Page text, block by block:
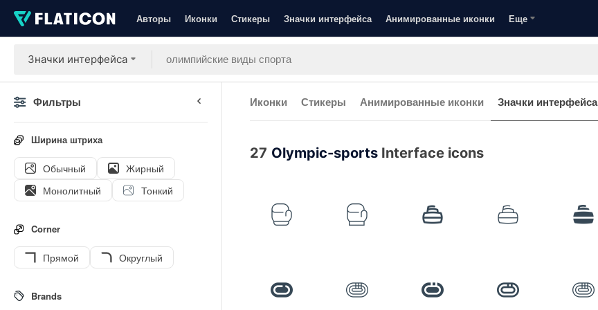
Авторы Иконки Стикеры Значки интерфейса Анимированные иконки Еще
Значки интерфейса
Фильтры
Ширина штриха
Обычный
Жирный
Монолитный
Тонкий
Corner
Прямой Округлый
Brands
Иконки Стикеры Анимированные иконки Значки интерфейса
27 Olympic-sports Interface icons